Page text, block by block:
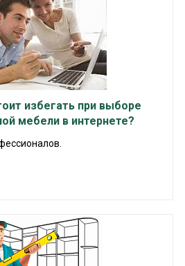
избегать при выборе
мебели в интернете?